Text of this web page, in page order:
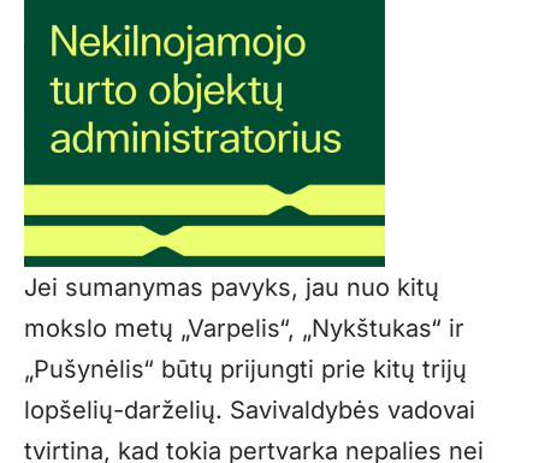
Jei sumanymas pavyks, jau nuo kitų
mokslo metų „Varpelis“, „Nykštukas“ ir
„Pušynėlis“ būtų prijungti prie kitų trijų
lopšelių-darželių. Savivaldybės vadovai
tvirtina, kad tokia pertvarka nepalies nei